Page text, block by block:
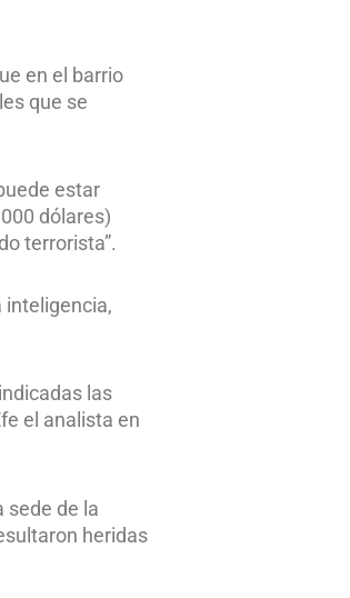
en el barrio
que se
estar
dólares)
terrorista”.
inteligencia,
las
el analista en
sede de la
heridas